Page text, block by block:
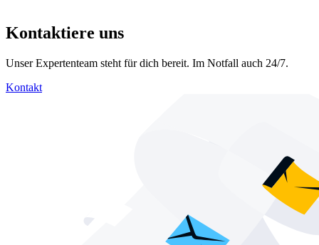
Kontaktiere uns
Unser Expertenteam steht für dich bereit. Im Notfall auch 24/7.
Kontakt